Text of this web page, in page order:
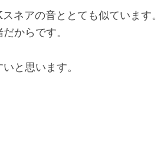
ネアの音ととても似ています
からです。
と思います。